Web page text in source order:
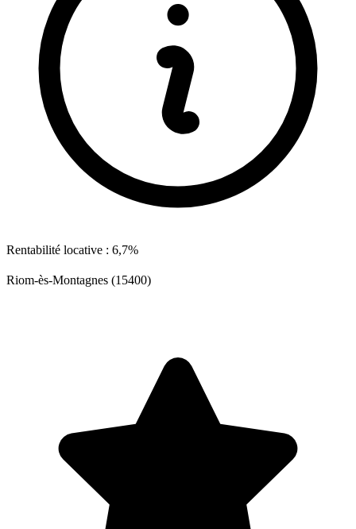
Rentabilité locative : 6,7%
Riom-ès-Montagnes (15400)